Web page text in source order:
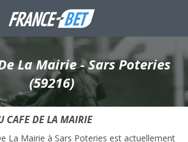
La Mairie - Sars Poteries
(59216)
CAFE DE LA MAIRIE
La Mairie à Sars Poteries est actuellement